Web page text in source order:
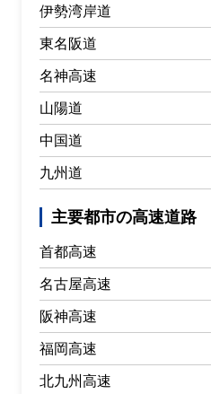
伊勢湾岸道
東名阪道
名神高速
山陽道
中国道
九州道
主要都市の高速道路
首都高速
名古屋高速
阪神高速
福岡高速
北九州高速